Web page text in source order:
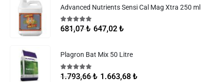
Advanced Nutrients Sensi Cal Mag Xtra 250 ml
5.005 üzerinden
681,07₺ 647,02 ₺
Plagron Bat Mix 50 Litre
5.005 üzerinden
1.793,66₺ 1.663,68 ₺